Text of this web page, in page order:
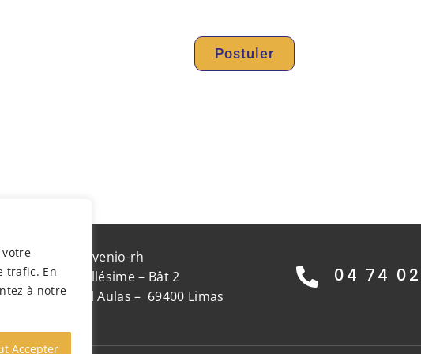
trafic. En
à notre
Accepter
Postuler
Invenio-rh
Parc Millésime – Bât 2
119 Rue Michel Aulas – 69400 Limas
04 74